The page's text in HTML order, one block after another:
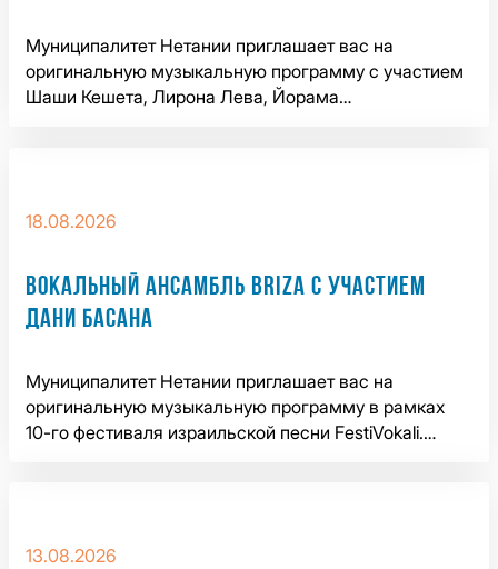
Муниципалитет Нетании приглашает вас на
оригинальную музыкальную программу с участием
Шаши Кешета, Лирона Лева, Йорама…
18.08.2026
ВОКАЛЬНЫЙ АНСАМБЛЬ BRIZA С УЧАСТИЕМ
ДАНИ БАСАНА
Муниципалитет Нетании приглашает вас на
оригинальную музыкальную программу в рамках
10-го фестиваля израильской песни FestiVokali.…
13.08.2026